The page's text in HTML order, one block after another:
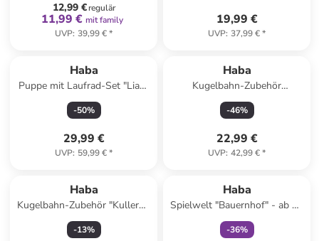
12,99 €regulär
11,99 € mit family
UVP: 39,99 €*
19,99 €
UVP: 37,99 €*
Haba
Puppe mit Laufrad-Set "Lian"
- ab 18 Monaten
-50%
29,99 €
UVP: 59,99 €*
Haba
Kugelbahn-Zubehör
"Schnellzug" - ab 2 Jahren
-46%
22,99 €
UVP: 42,99 €*
Haba
Kugelbahn-Zubehör "Kullerbü
Ergänzungsset Säulen" - ab 2
Jahren
-13%
Haba
Spielwelt "Bauernhof" - ab 18
Monaten
-36%